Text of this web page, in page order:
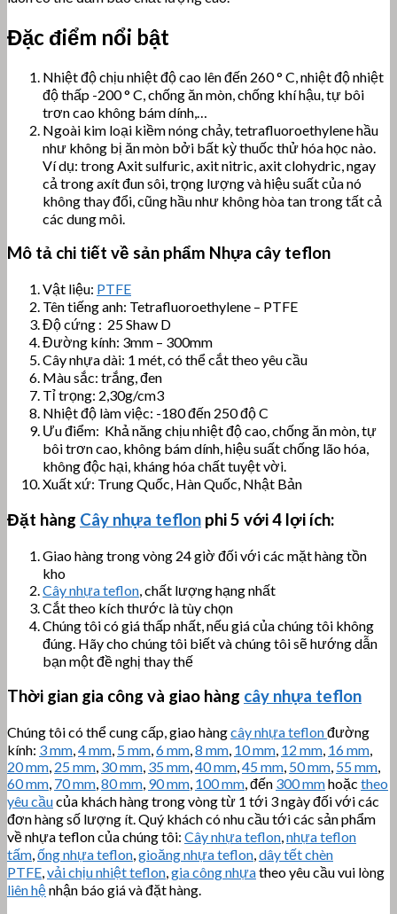
Đặc điểm nổi bật
Nhiệt độ chịu nhiệt độ cao lên đến 260 ° C, nhiệt độ nhiệt
độ thấp -200 ° C, chống ăn mòn, chống khí hậu, tự bôi
trơn cao không bám dính,…
Ngoài kim loại kiềm nóng chảy, tetrafluoroethylene hầu
như không bị ăn mòn bởi bất kỳ thuốc thử hóa học nào.
Ví dụ: trong Axit sulfuric, axit nitric, axit clohydric, ngay
cả trong axít đun sôi, trọng lượng và hiệu suất của nó
không thay đổi, cũng hầu như không hòa tan trong tất cả
các dung môi.
Mô tả chi tiết về sản phẩm Nhựa cây teflon
Vật liệu: PTFE
Tên tiếng anh: Tetrafluoroethylene – PTFE
Độ cứng : 25 Shaw D
Đường kính: 3mm – 300mm
Cây nhựa dài: 1 mét, có thể cắt theo yêu cầu
Màu sắc: trắng, đen
Tỉ trọng: 2,30g/cm3
Nhiệt độ làm việc: -180 đến 250 độ C
Ưu điểm: Khả năng chịu nhiệt độ cao, chống ăn mòn, tự
bôi trơn cao, không bám dính, hiệu suất chống lão hóa,
không độc hại, kháng hóa chất tuyệt vời.
Xuất xứ: Trung Quốc, Hàn Quốc, Nhật Bản
Đặt hàng Cây nhựa teflon phi 5 với 4 lợi ích:
Giao hàng trong vòng 24 giờ đối với các mặt hàng tồn
kho
Cây nhựa teflon , chất lượng hạng nhất
Cắt theo kích thước là tùy chọn
Chúng tôi có giá thấp nhất, nếu giá của chúng tôi không
đúng. Hãy cho chúng tôi biết và chúng tôi sẽ hướng dẫn
bạn một đề nghị thay thế
Thời gian gia công và giao hàng cây nhựa teflon
Chúng tôi có thể cung cấp, giao hàngcây nhựa teflonđường
kính: 3 mm,4 mm, 5 mm,6 mm,8 mm, 10 mm, 12 mm, 16 mm,
20 mm, 25 mm, 30 mm, 35 mm,40 mm,45 mm, 50 mm, 55 mm,
60 mm, 70 mm,80 mm, 90 mm, 100 mm, đến 300 mmhoặc theo
yêu cầucủa khách hàng trong vòng từ 1 tới 3 ngày đối với các
đơn hàng số lượng ít. Quý khách có nhu cầu tới các sản phẩm
về nhựa teflon của chúng tôi: Cây nhựa teflon,nhựa teflon
tấm,ống nhựa teflon,gioăng nhựa teflon,dây tết chèn
PTFE,vải chịu nhiệt teflon,gia công nhựatheo yêu cầu vui lòng
liên hệnhận báo giá và đặt hàng.